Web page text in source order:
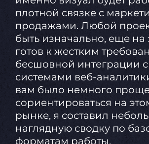
плотной связке с
продажами. Любой
быть изначально, еще на
готов к жестким
бесшовной интеграции с
системами веб-
вам было немного
сориентироваться на
рынке, я составил
наглядную сводку по
форматам работы.